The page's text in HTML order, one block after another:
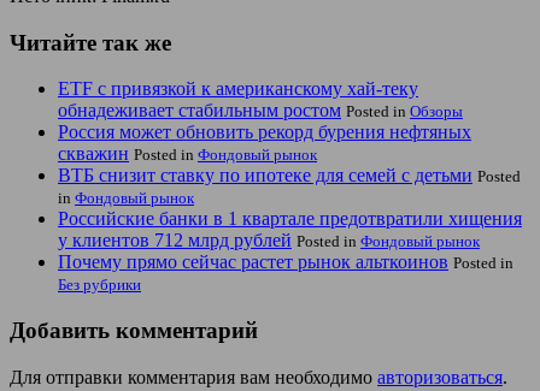
Читайте так же
ETF с привязкой к американскому хай-теку
обнадеживает стабильным ростом Posted in Обзоры
Россия может обновить рекорд бурения нефтяных
скважин Posted in Фондовый рынок
ВТБ снизит ставку по ипотеке для семей с детьми Posted
in Фондовый рынок
Российские банки в 1 квартале предотвратили хищения
у клиентов 712 млрд рублей Posted in Фондовый рынок
Почему прямо сейчас растет рынок альткоинов Posted in
Без рубрики
Добавить комментарий
Для отправки комментария вам необходимо авторизоваться.